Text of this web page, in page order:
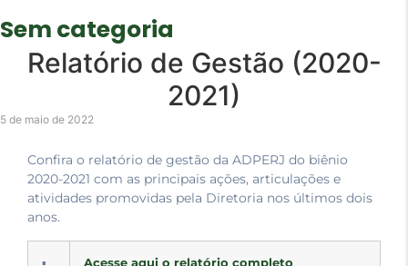
Sem categoria
Relatório de Gestão (2020-
2021)
5 de maio de 2022
Confira o relatório de gestão da ADPERJ do biênio
2020-2021 com as principais ações, articulações e
atividades promovidas pela Diretoria nos últimos dois
anos.
▪ Acesse aqui o relatório completo.